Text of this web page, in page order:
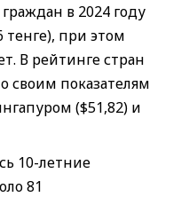
в 2024 году
тенге), при этом
В рейтинге стран
своим показателям
($51,82) и
10-летние
81